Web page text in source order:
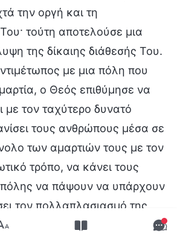
την οργή και τη
τούτη αποτελούσε μια
της δίκαιης διάθεσής Του.
με μια πόλη που
ο Θεός επιθύμησε να
με τον ταχύτερο δυνατό
τους ανθρώπους μέσα σε
των αμαρτιών τους με τον
τρόπο, να κάνει τους
να πάψουν να υπάρχουν
τον πολλαπλασιασμό της
τον τόπο. Ο ταχύτερος και